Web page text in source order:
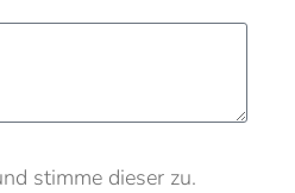
stimme dieser zu.